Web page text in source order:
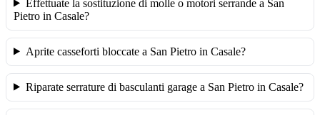
Effettuate la sostituzione di molle o motori serrande a San
Pietro in Casale?
Aprite casseforti bloccate a San Pietro in Casale?
Riparate serrature di basculanti garage a San Pietro in Casale?